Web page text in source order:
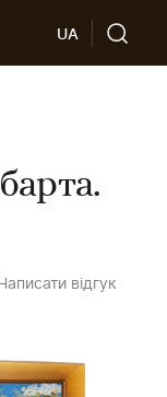
UA
Написати відгук